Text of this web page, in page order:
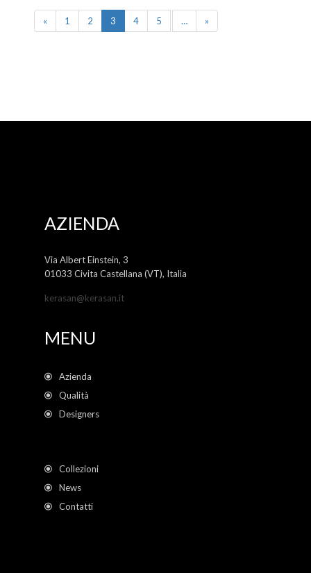
« 1 2 3 4 5 … »
AZIENDA
Via Albert Einstein, 3
01033 Civita Castellana (VT), Italia
kerasan@kerasan.it
MENU
Azienda
Qualità
Designers
Collezioni
News
Contatti